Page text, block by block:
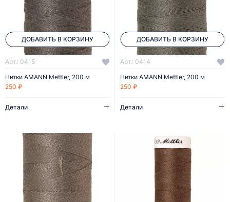
ДОБАВИТЬ В КОРЗИНУ
Арт.: 0415
Нитки AMANN Mettler, 200 м
250 ₽
Детали
ДОБАВИТЬ В КОРЗИНУ
Арт.: 0414
Нитки AMANN Mettler, 200 м
250 ₽
Детали